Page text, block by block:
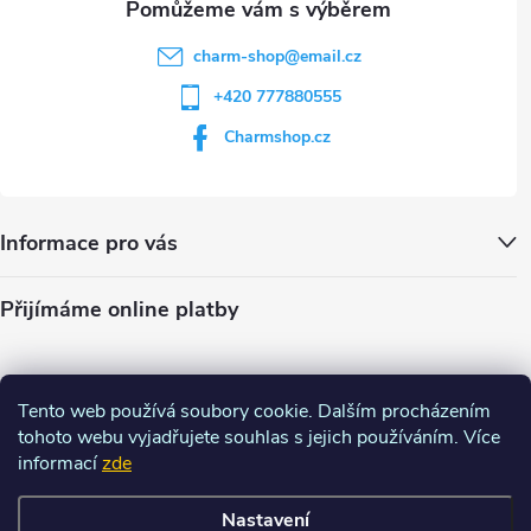
Tento web používá soubory cookie. Dalším procházením
tohoto webu vyjadřujete souhlas s jejich používáním. Více
informacízde
Nastavení
charm-shop@email.cz
+420 777880555
Charmshop.cz
Informace pro vás
Přijímáme online platby